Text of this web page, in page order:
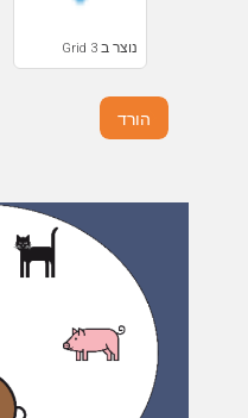
נוצר ב Grid 3
הורד